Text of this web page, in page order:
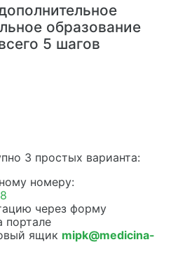
образование
5 шагов
3 простых варианта:
номеру:
через форму
портале
ящик mipk@medicina-